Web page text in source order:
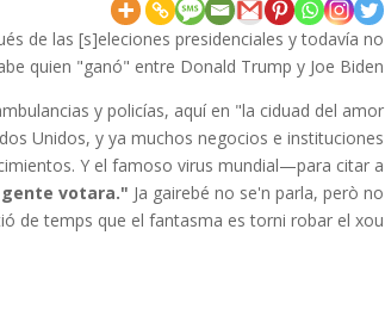
de las [s]eleciones presidenciales y todavía no
quien "ganó" entre Donald Trump y Joe Biden.
y policías, aquí en "la ciduad del amor
Unidos, y ya muchos negocios e instituciones
Y el famoso virus mundial—para citar a
votara." Ja gairebé no se'n parla, però no
de temps que el fantasma es torni robar el xou.